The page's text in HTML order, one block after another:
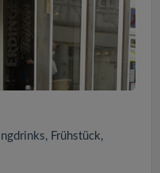
Frühstück,